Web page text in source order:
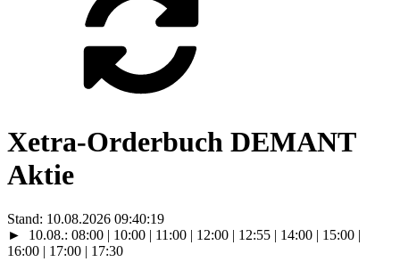
Xetra-Orderbuch DEMANT
Aktie
Stand: 10.08.2026 09:40:19
►
10.08.: 08:00 | 10:00 | 11:00 | 12:00 | 12:55 | 14:00 | 15:00 |
16:00 | 17:00 | 17:30